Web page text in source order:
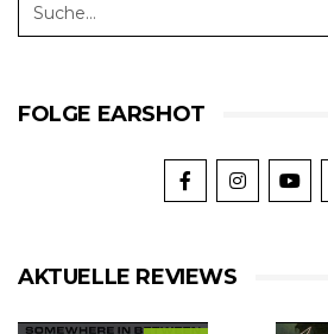
FOLGE EARSHOT
AKTUELLE REVIEWS